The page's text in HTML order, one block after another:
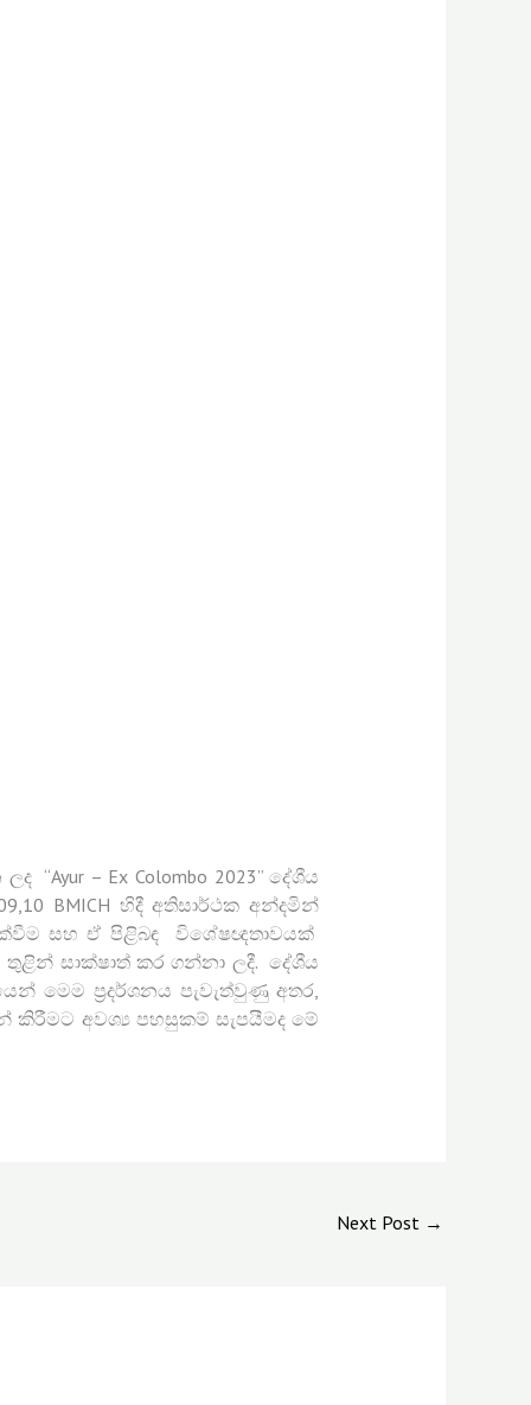
– Ex Colombo 2023” දේශීය
BMICH හිදී අතිසාර්ථක අන්දමින්
සහ ඒ පිළිබඳ විශේෂඥතාවයක්
තුළින් සාක්ෂාත් කර ගන්නා ලදී. දේශීය
මෙම ප්‍රදර්ශනය පැවැත්වුණු අතර,
අවශ්‍ය පහසුකම් සැපයීමද මේ
Next Post →